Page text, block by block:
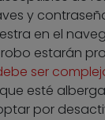
y
en el
estarán
ser
esté
por